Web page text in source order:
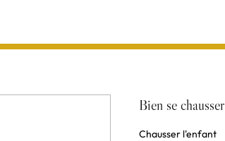
Bien se chausser
Chausser l'enfant